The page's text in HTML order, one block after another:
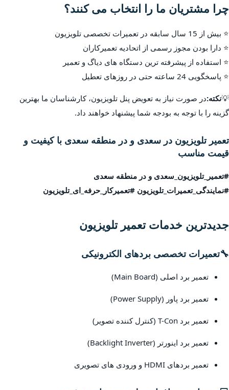
چرا مشتریان ما را انتخاب می کنند؟
⭐ بیش از 15 سال سابقه در تعمیرات تخصصی تلویزیون
⭐ دارا بودن مجوز رسمی از اتحادیه تعمیرکاران
⭐ استفاده از پیشرفته ترین دستگاه های دیاگ و تعمیر
⭐ پاسخگویی 24 ساعته حتی در روزهای تعطیل
💡نکته:در صورت نیاز به تعویض پنل تلویزیون، کارشناسان ما بهترین
گزینه را با توجه به بودجه شما پیشنهاد خواهند داد.
تعمیر تلویزیون در سعدی و در منطقه سعدی با کیفیت و
قیمت مناسب
#تعمیر_تلویزیون_سعدی و در منطقه سعدی
#نمایندگی_تعمیرات_تلویزیون #تعمیرکار_حرفه_ای_تلویزیون
جدیدترین خدمات تعمیر تلویزیون
🔧تعمیرات تخصصی بردهای الکترونیکی
تعمیر برد اصلی (Main Board)
تعمیر برد پاور (Power Supply)
تعمیر برد T-Con (کنترل کننده تصویر)
تعمیر برد اینورتر (Backlight Inverter)
تعمیر بردهای HDMI و ورودی های تصویری